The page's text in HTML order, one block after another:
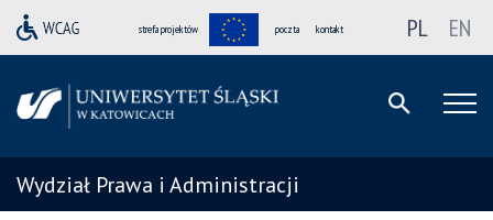
strefa projektów poczta kontakt PL EN
Wydział Prawa i Administracji